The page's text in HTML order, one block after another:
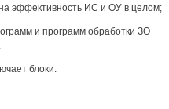
на эффективность ИС и ОУ в целом;
и программ обработки ЗО
блоки: